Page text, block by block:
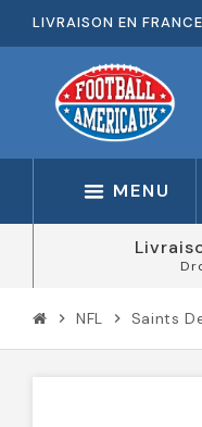
LIVRAISON EN
MENU
chevron_right NFL chevron_right Saints